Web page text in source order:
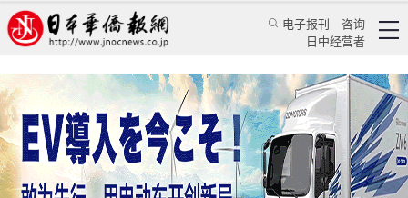
电子报刊
咨询
日中经营者